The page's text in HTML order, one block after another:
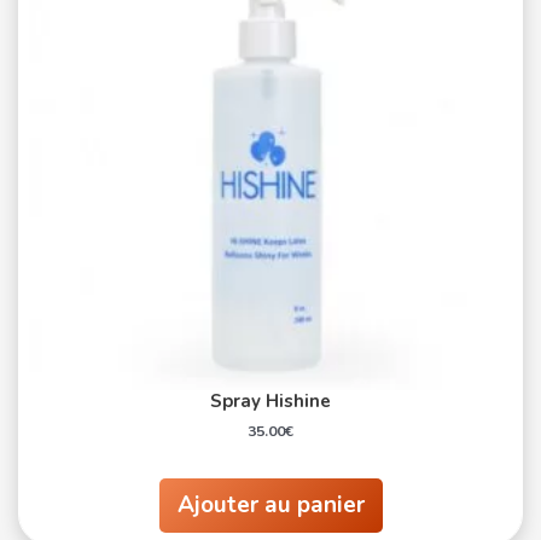
Spray Hishine
35.00€
Ajouter au panier